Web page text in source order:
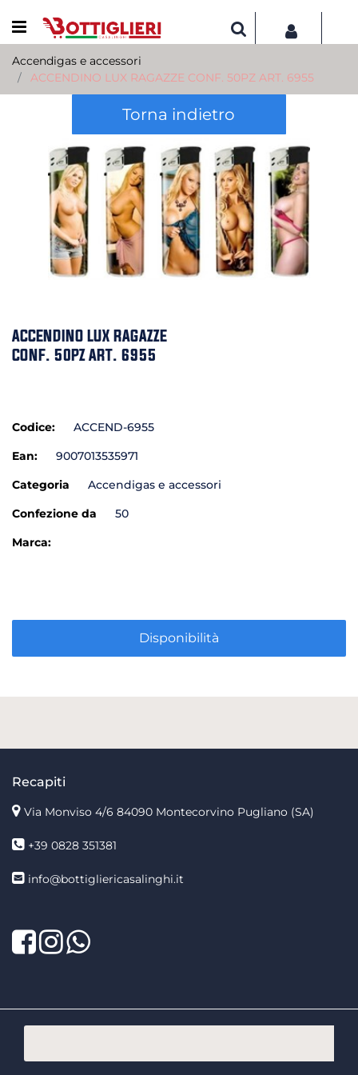
Open menu
Accendigas e accessori
ACCENDINO LUX RAGAZZE CONF. 50PZ ART. 6955
Torna indietro
ACCENDINO LUX RAGAZZE
CONF. 50PZ ART. 6955
Codice:
ACCEND-6955
Ean:
9007013535971
Categoria
Accendigas e accessori
Confezione da
50
Marca:
Disponibilità
Recapiti
Via Monviso 4/6 84090 Montecorvino Pugliano (SA)
+39 0828 351381
info@bottigliericasalinghi.it
Facebook
TwitterLinkedIn